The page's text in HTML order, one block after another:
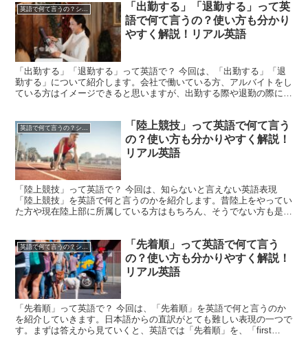
英語で何て言うの？シリーズ
「出勤する」「退勤する」って英
語で何て言うの？使い方も分かり
やすく解説！リアル英語
「出勤する」「退勤する」って英語で？ 今回は、「出勤する」「退
勤する」について紹介します。会社で働いている方、アルバイトをし
ている方はイメージできると思いますが、出勤する際や退勤の際に、
「陸上競技」って英語で何て言う
の？使い方も分かりやすく解説！
リアル英語
「陸上競技」って英語で？ 今回は、知らないと言えない英語表現
「陸上競技」を英語で何と言うのかを紹介します。昔陸上をやってい
た方や現在陸上部に所属している方はもちろん、そうでない方も是非
英語で何て言うの？シリーズ
「先着順」って英語で何て言う
の？使い方も分かりやすく解説！
リアル英語
「先着順」って英語で？ 今回は、「先着順」を英語で何と言うのか
を紹介していきます。日本語からの直訳がとても難しい表現の一つで
す。まずは答えから見ていくと、英語では「先着順」を、「first